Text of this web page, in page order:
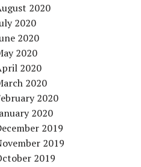
2020
2020
2020
2020
2020
2020
2020
2020
2019
2019
2019